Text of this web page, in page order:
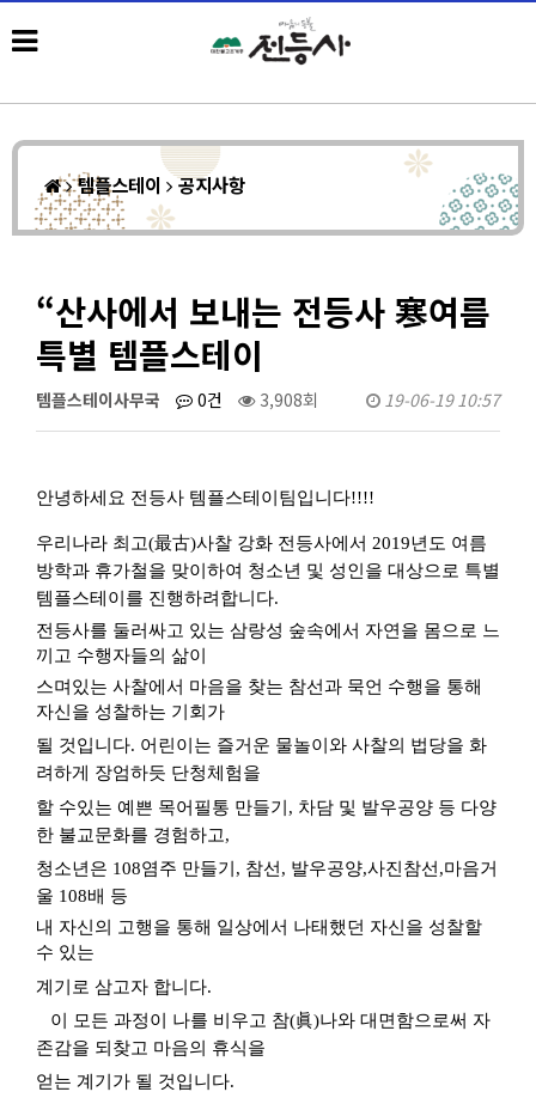
템플스테이 공지사항
“산사에서 보내는 전등사 寒여름
특별 템플스테이
템플스테이사무국 0건 3,908회 19-06-19 10:57
안녕하세요 전등사 템플스테이팀입니다!!!!
우리나라 최고(最古)사찰 강화 전등사에서 2019년도 여름
방학과 휴가철을 맞이하여 청소년 및 성인을 대상으로 특별
템플스테이를 진행하려합니다.
전등사를 둘러싸고 있는 삼랑성 숲속에서 자연을 몸으로 느
끼고 수행자들의 삶이
스며있는 사찰에서 마음을 찾는 참선과 묵언 수행을 통해
자신을 성찰하는 기회가
될 것입니다. 어린이는 즐거운 물놀이와 사찰의 법당을 화
려하게 장엄하듯 단청체험을
할 수있는 예쁜 목어필통 만들기 , 차담 및 발우공양 등 다양
한 불교문화를 경험하고,
청소년은 108염주 만들기 , 참선 , 발우공양,사진참선 ,마음거
울 108배 등
내 자신의 고행을 통해 일상에서 나태했던 자신을 성찰할
수 있는
계기로 삼고자 합니다.
이 모든 과정이 나를 비우고 참(眞)나와 대면함으로써 자
존감을 되찾고 마음의 휴식을
얻는 계기가 될 것입니다.